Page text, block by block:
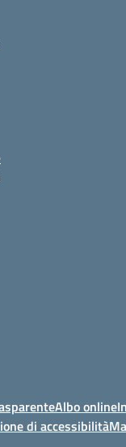
Albo online
di accessibilità